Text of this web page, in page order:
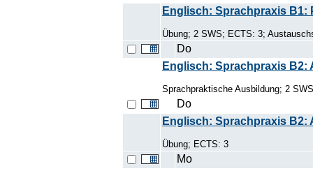
Englisch: Sprachpraxis B1:
Übung; 2 SWS; ECTS: 3;
Do
Englisch: Sprachpraxis B2:
Sprachpraktische Ausbildung; 2
Do
Englisch: Sprachpraxis B2:
Übung; ECTS: 3
Mo